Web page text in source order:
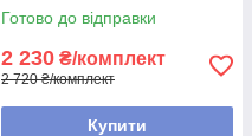
Готово до відправки
2 230 ₴/комплект
2 720 ₴/комплект
Купити